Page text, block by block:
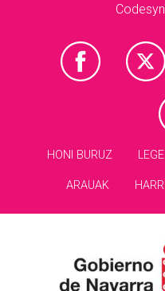
HONI BURUZ
ARAUAK